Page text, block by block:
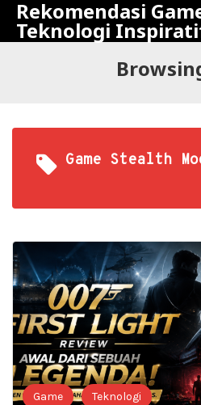
Rekomendasi
Teknologi
Game Stealth
Game Teknologi